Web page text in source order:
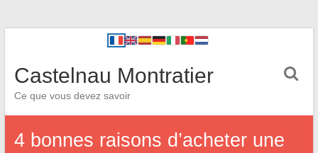
Castelnau Montratier
Ce que vous devez savoir
4 bonnes raisons d’acheter une